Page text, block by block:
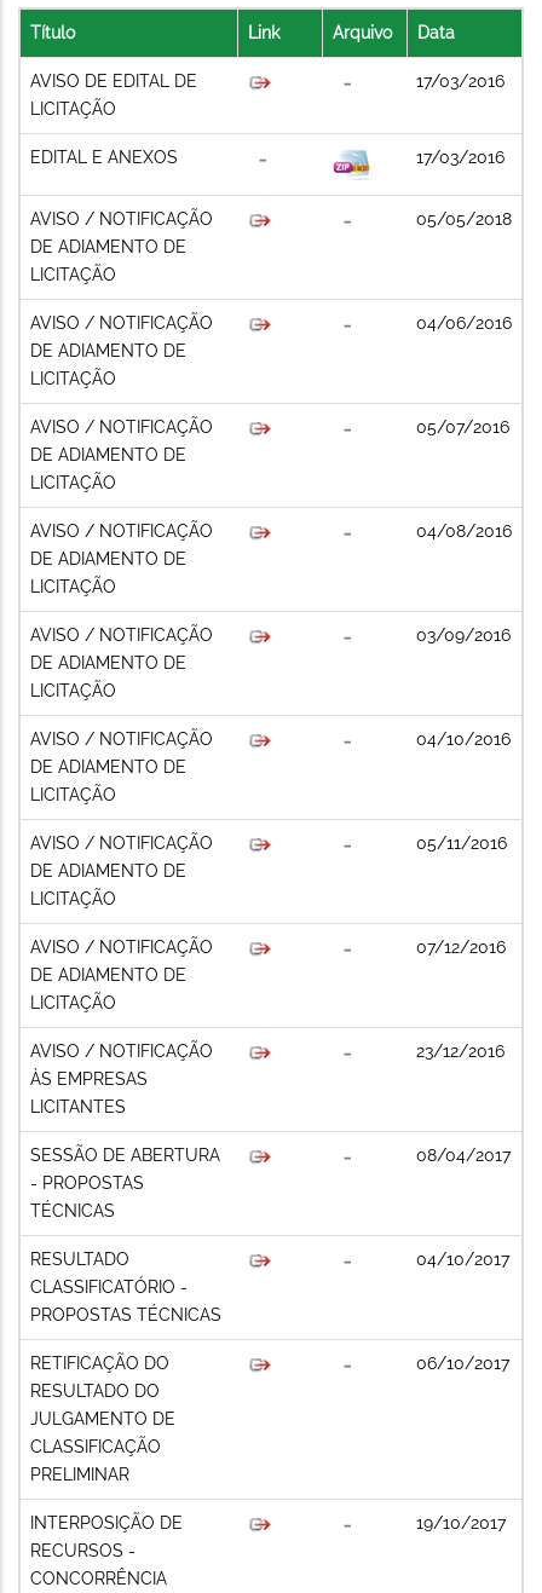
Título Link Arquivo Data
AVISO DE EDITAL DE
LICITAÇÃO
17/03/2016
EDITAL E ANEXOS 17/03/2016
AVISO / NOTIFICAÇÃO
DE ADIAMENTO DE
LICITAÇÃO
05/05/2018
AVISO / NOTIFICAÇÃO
DE ADIAMENTO DE
LICITAÇÃO
04/06/2016
AVISO / NOTIFICAÇÃO
DE ADIAMENTO DE
LICITAÇÃO
05/07/2016
AVISO / NOTIFICAÇÃO
DE ADIAMENTO DE
LICITAÇÃO
04/08/2016
AVISO / NOTIFICAÇÃO
DE ADIAMENTO DE
LICITAÇÃO
03/09/2016
AVISO / NOTIFICAÇÃO
DE ADIAMENTO DE
LICITAÇÃO
04/10/2016
AVISO / NOTIFICAÇÃO
DE ADIAMENTO DE
LICITAÇÃO
05/11/2016
AVISO / NOTIFICAÇÃO
DE ADIAMENTO DE
LICITAÇÃO
07/12/2016
AVISO / NOTIFICAÇÃO
ÀS EMPRESAS
LICITANTES
23/12/2016
SESSÃO DE ABERTURA
- PROPOSTAS
TÉCNICAS
08/04/2017
RESULTADO
CLASSIFICATÓRIO -
PROPOSTAS TÉCNICAS
04/10/2017
RETIFICAÇÃO DO
RESULTADO DO
JULGAMENTO DE
CLASSIFICAÇÃO
PRELIMINAR
06/10/2017
INTERPOSIÇÃO DE
RECURSOS -
CONCORRÊNCIA
19/10/2017